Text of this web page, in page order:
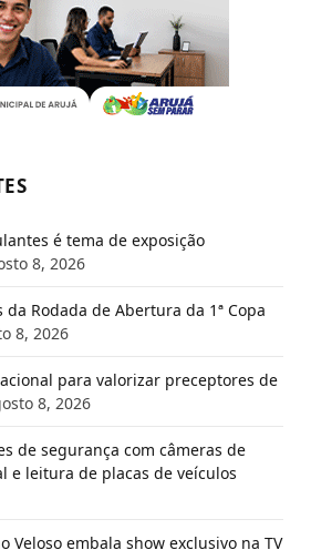
é tema de exposição
8, 2026
da Rodada de Abertura da 1ª Copa
8, 2026
para valorizar preceptores de
8, 2026
de segurança com câmeras de
e leitura de placas de veículos
Veloso embala show exclusivo na TV